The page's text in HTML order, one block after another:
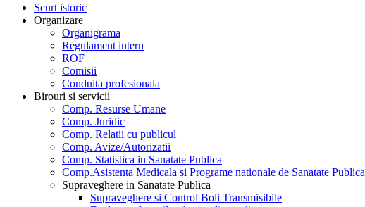
Scurt istoric
Organizare
Organigrama
Regulament intern
ROF
Comisii
Conduita profesionala
Birouri si servicii
Comp. Resurse Umane
Comp. Juridic
Comp. Relatii cu publicul
Comp. Avize/Autorizatii
Comp. Statistica in Sanatate Publica
Comp.Asistenta Medicala si Programe nationale de Sanatate Publica
Supraveghere in Sanatate Publica
Supraveghere si Control Boli Transmisibile